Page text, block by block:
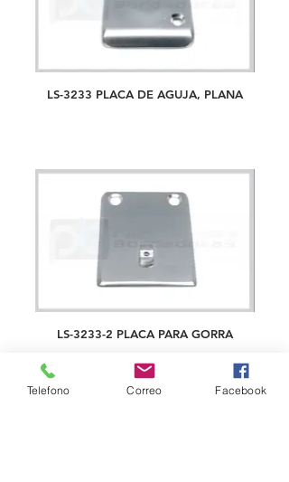
LS-3233 PLACA DE AGUJA, PLANA
LS-3233-2 PLACA PARA GORRA
Telefono Correo Facebook